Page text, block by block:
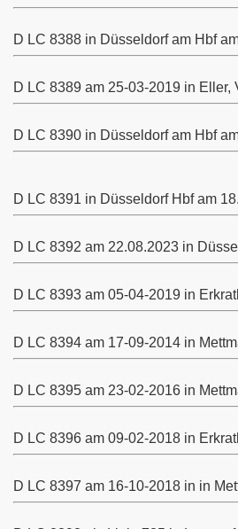
D LC 8388 in Düsseldorf am Hbf
D LC 8389 am 25-03-2019 in Eller,
D LC 8390 in Düsseldorf am Hbf
D LC 8391 in Düsseldorf Hbf am
D LC 8392 am 22.08.2023 in
D LC 8393 am 05-04-2019 in
D LC 8394 am 17-09-2014 in
D LC 8395 am 23-02-2016 in
D LC 8396 am 09-02-2018 in
D LC 8397 am 16-10-2018 in in